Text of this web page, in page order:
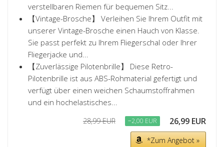
verstellbaren Riemen für bequemen Sitz...
【Vintage-Brosche】 Verleihen Sie Ihrem Outfit mit
unserer Vintage-Brosche einen Hauch von Klasse.
Sie passt perfekt zu Ihrem Fliegerschal oder Ihrer
Fliegerjacke und...
【Zuverlässige Pilotenbrille】 Diese Retro-
Pilotenbrille ist aus ABS-Rohmaterial gefertigt und
verfügt über einen weichen Schaumstoffrahmen
und ein hochelastisches...
28,99 EUR −2,00 EUR 26,99 EUR
*Zum Angebot »